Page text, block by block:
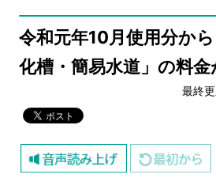
令和元年10月使用分か
化槽・簡易水道」の料
最終